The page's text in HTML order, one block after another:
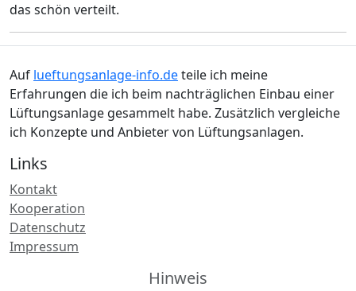
das schön verteilt.
Auf lueftungsanlage-info.deteile ich meine
Erfahrungen die ich beim nachträglichen Einbau einer
Lüftungsanlage gesammelt habe. Zusätzlich vergleiche
ich Konzepte und Anbieter von Lüftungsanlagen.
Links
Kontakt
Kooperation
Datenschutz
Impressum
Hinweis